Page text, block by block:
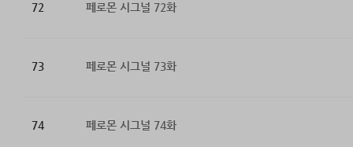
72 페로몬 시그널 72화
73 페로몬 시그널 73화
74 페로몬 시그널 74화